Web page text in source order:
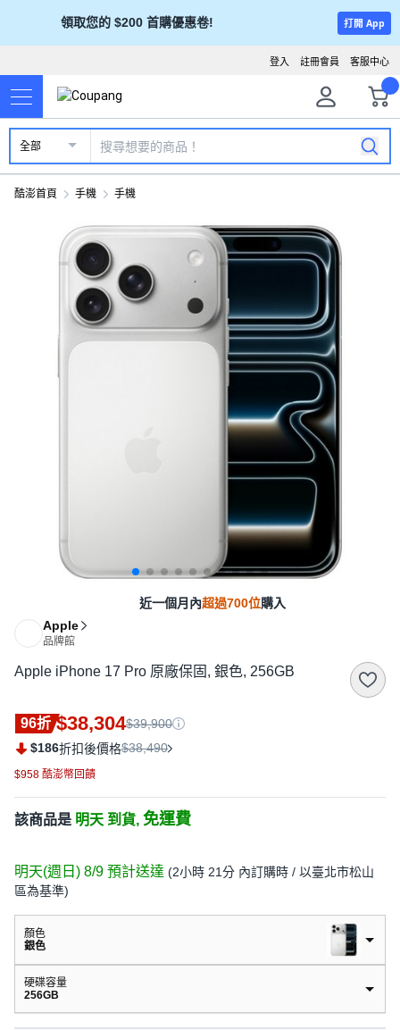
領取您的 $200 首購優惠卷! 打開 App
客服中心
註冊會員
登入
全部
酷澎首頁 手機 手機
近一個月內超過700位購入
Apple
品牌館
Apple iPhone 17 Pro 原廠保固, 銀色, 256GB
96折 $38,304$39,900
$186折扣後價格$38,490
$958 酷澎幣回饋
該商品是 明天 到貨, 免運費
明天(週日) 8/9 預計送達 (2小時 21分 內訂購時 / 以臺北市松山
區為基準)
顏色
銀色
硬碟容量
256GB